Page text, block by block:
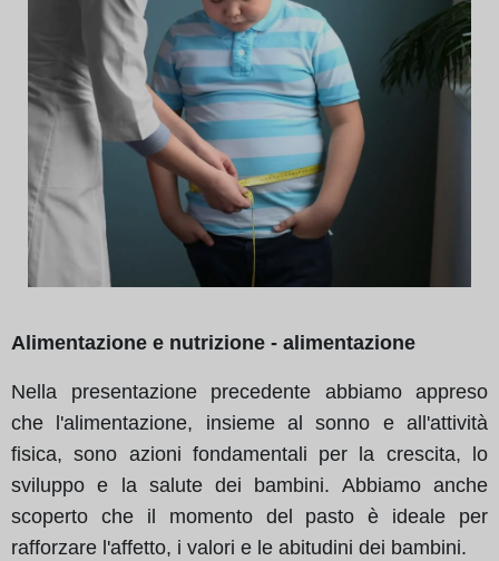
Alimentazione e nutrizione - alimentazione
Nella presentazione precedente abbiamo appreso
che l'alimentazione, insieme al sonno e all'attività
fisica, sono azioni fondamentali per la crescita, lo
sviluppo e la salute dei bambini. Abbiamo anche
scoperto che il momento del pasto è ideale per
rafforzare l'affetto, i valori e le abitudini dei bambini.